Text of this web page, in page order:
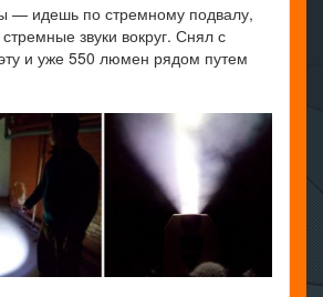
— идешь по стремному подвалу,
стремные звуки вокруг. Снял с
и уже 550 люмен рядом путем